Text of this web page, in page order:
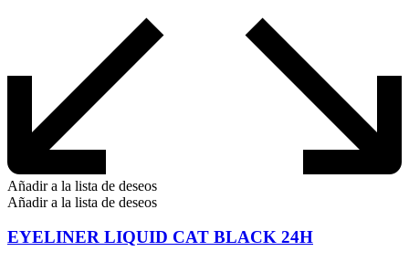
Añadir a la lista de deseos
Añadir a la lista de deseos
EYELINER LIQUID CAT BLACK 24H